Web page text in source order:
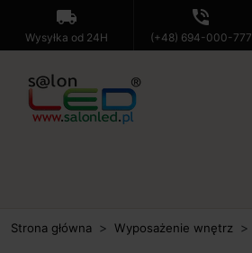
local_shipping
Wysyłka od 24H
phone_in_talk
(+48) 694-000-777
Strona główna Wyposażenie wnętrz